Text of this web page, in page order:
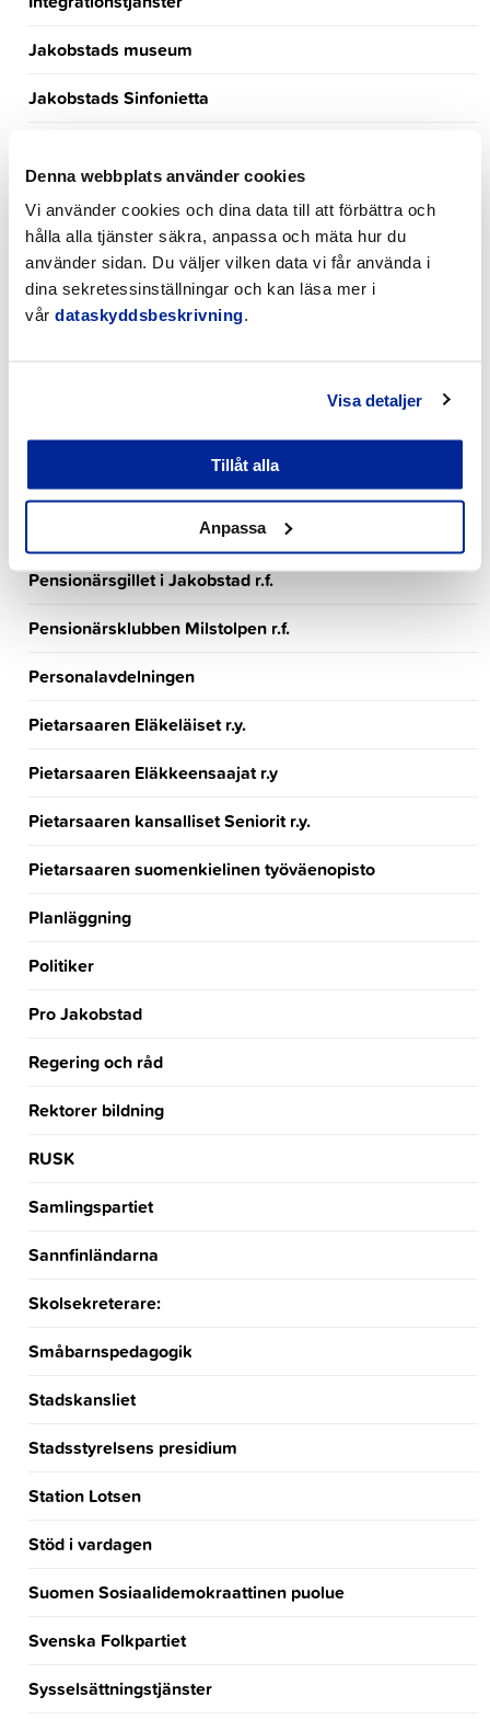
Denna webbplats använder cookies
Vi använder cookies och dina data till att förbättra och
hålla alla tjänster säkra, anpassa och mäta hur du
använder sidan. Du väljer vilken data vi får använda i
dina sekretessinställningar och kan läsa mer i
vår dataskyddsbeskrivning.
Visa detaljer
Tillåt alla
Anpassa
Jakobstads museum
Jakobstads Sinfonietta
Kristdemokraterna i Finland
Kultur
Mätningsavdelningen
Pedagogisk ledare
Pedagogisk planerare
Pensionärsgillet i Jakobstad r.f.
Pensionärsklubben Milstolpen r.f.
Personalavdelningen
Pietarsaaren Eläkeläiset r.y.
Pietarsaaren Eläkkeensaajat r.y
Pietarsaaren kansalliset Seniorit r.y.
Pietarsaaren suomenkielinen työväenopisto
Planläggning
Politiker
Pro Jakobstad
Regering och råd
Rektorer bildning
RUSK
Samlingspartiet
Sannfinländarna
Skolsekreterare:
Småbarnspedagogik
Stadskansliet
Stadsstyrelsens presidium
Station Lotsen
Stöd i vardagen
Suomen Sosiaalidemokraattinen puolue
Svenska Folkpartiet
Sysselsättningstjänster